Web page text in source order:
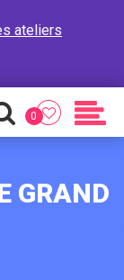
ateliers
Recherche
0
Favoris
GRAND